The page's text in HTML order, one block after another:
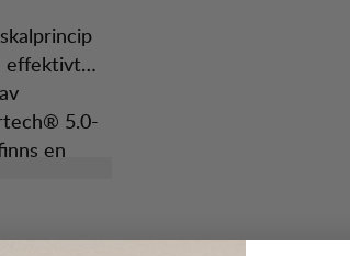
effektivt
5.0-
en
är